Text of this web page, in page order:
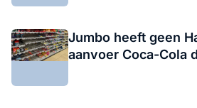
Jumbo heeft geen
aanvoer Coca-Cola